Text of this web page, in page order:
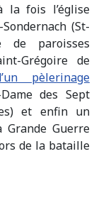
fois l’église
(St-
de paroisses
Grégoire de
pèlerinage
des Sept
et enfin un
Grande Guerre
de la bataille